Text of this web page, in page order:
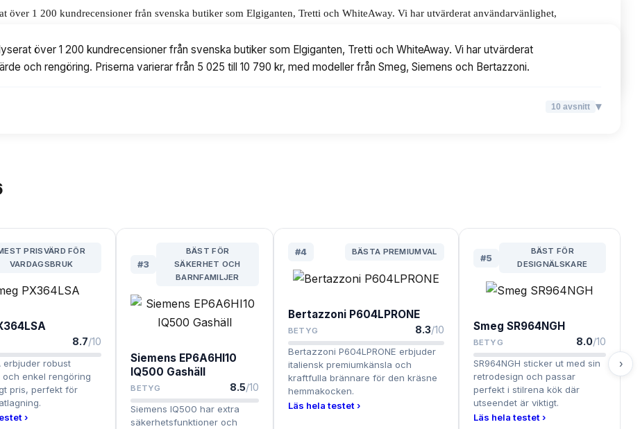
över 1 200 kundrecensioner från svenska butiker som Elgiganten, Tretti och WhiteAway. Vi har utvärderat användarvänlighet,
över 1 200 kundrecensioner från svenska butiker som Elgiganten, Tretti och WhiteAway. Vi har utvärderat
och rengöring. Priserna varierar från 5 025 till 10 790 kr, med modeller från Smeg, Siemens och Bertazzoni.
10 avsnitt ▾
PRISVÄRD FÖR
VARDAGSBRUK
8.7/10
erbjuder robust
enkel rengöring
pris, perfekt för
›
#3
BÄST FÖR
SÄKERHET OCH
BARNFAMILJER
Siemens EP6A6HI10
IQ500 Gashäll
BETYG 8.5/10
Siemens IQ500 har extra
säkerhetsfunktioner och
#4 BÄSTA PREMIUMVAL
Bertazzoni P604LPRONE
BETYG 8.3/10
Bertazzoni P604LPRONE erbjuder
italiensk premiumkänsla och
kraftfulla brännare för den kräsne
hemmakocken.
Läs hela testet ›
#5
BÄST FÖR
DESIGNÄLSKARE
Smeg SR964NGH
BETYG 8.0/10
SR964NGH sticker ut med sin
retrodesign och passar
perfekt i stilrena kök där
utseendet är viktigt.
Läs hela testet ›
›